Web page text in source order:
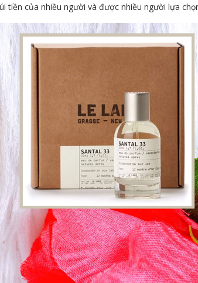
tiền của nhiều người và được nhiều người lựa